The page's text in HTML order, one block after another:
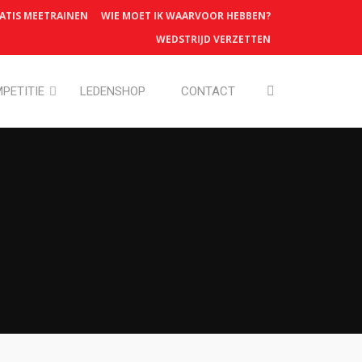
MEETRAINEN
WIE MOET IK WAARVOOR HEBBEN?
WEDSTRIJD VERZETTEN
LEDENSHOP CONTACT